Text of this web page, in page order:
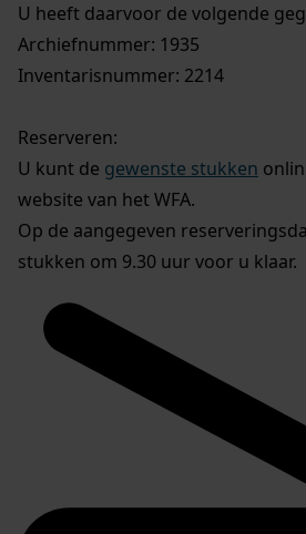
U heeft daarvoor de volgende
Archiefnummer: 1935
Inventarisnummer: 2214
Reserveren:
U kunt de gewenste stukken
website van het WFA.
Op de aangegeven
stukken om 9.30 uur voor u klaar.